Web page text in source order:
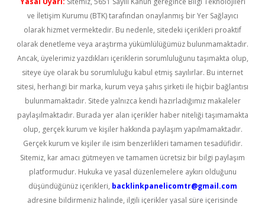
ve İletişim Kurumu (BTK) tarafından onaylanmış bir Yer Sağlayıcı
olarak hizmet vermektedir. Bu nedenle, sitedeki içerikleri proaktif
olarak denetleme veya araştırma yükümlülüğümüz bulunmamaktadır.
Ancak, üyelerimiz yazdıkları içeriklerin sorumluluğunu taşımakta olup,
siteye üye olarak bu sorumluluğu kabul etmiş sayılırlar. Bu internet
sitesi, herhangi bir marka, kurum veya şahıs şirketi ile hiçbir bağlantısı
bulunmamaktadır. Sitede yalnızca kendi hazırladığımız makaleler
paylaşılmaktadır. Burada yer alan içerikler haber niteliği taşımamakta
olup, gerçek kurum ve kişiler hakkında paylaşım yapılmamaktadır.
Gerçek kurum ve kişiler ile isim benzerlikleri tamamen tesadüfidir.
Sitemiz, kar amacı gütmeyen ve tamamen ücretsiz bir bilgi paylaşım
platformudur. Hukuka ve yasal düzenlemelere aykırı olduğunu
düşündüğünüz içerikleri, backlinkpanelicomtr@gmail.com
adresine bildirmeniz halinde, ilgili içerikler yasal süre içerisinde